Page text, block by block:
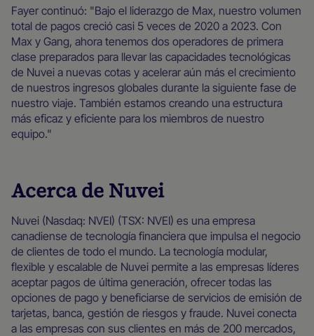
Fayer continuó: "Bajo el liderazgo de Max, nuestro volumen
total de pagos creció casi 5 veces de 2020 a 2023. Con
Max y Gang, ahora tenemos dos operadores de primera
clase preparados para llevar las capacidades tecnológicas
de Nuvei a nuevas cotas y acelerar aún más el crecimiento
de nuestros ingresos globales durante la siguiente fase de
nuestro viaje. También estamos creando una estructura
más eficaz y eficiente para los miembros de nuestro
equipo."
Acerca de Nuvei
Nuvei (Nasdaq: NVEI) (TSX: NVEI) es una empresa
canadiense de tecnología financiera que impulsa el negocio
de clientes de todo el mundo. La tecnología modular,
flexible y escalable de Nuvei permite a las empresas líderes
aceptar pagos de última generación, ofrecer todas las
opciones de pago y beneficiarse de servicios de emisión de
tarjetas, banca, gestión de riesgos y fraude. Nuvei conecta
a las empresas con sus clientes en más de 200 mercados,